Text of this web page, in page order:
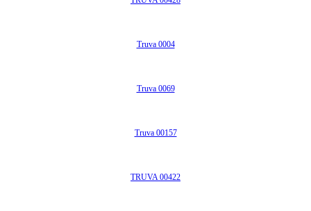
Truva 0004
Truva 0069
Truva 00157
TRUVA 00422